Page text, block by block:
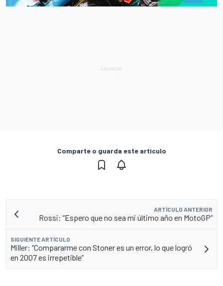
Comparte o guarda este artículo
ARTÍCULO ANTERIOR
Rossi: “Espero que no sea mi último año en MotoGP”
SIGUIENTE ARTÍCULO
Miller: “Compararme con Stoner es un error, lo que logró
en 2007 es irrepetible”